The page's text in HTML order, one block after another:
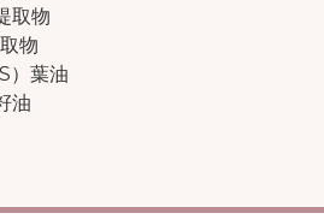
取物
物
）葉油
油